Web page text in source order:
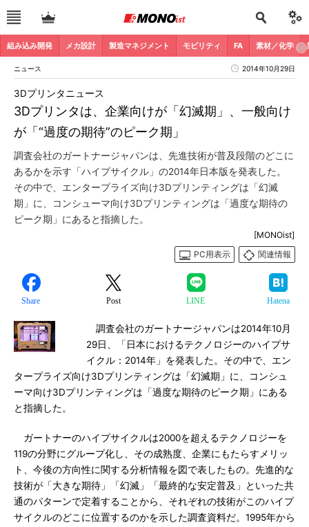
組み込み開発 メカ設計 製造マネジメント モビリティ FA 素材／化学
ニュース 2014年10月29日
3Dプリンタは、企業向けが「幻滅期」、一般向け
が「“過度の期待”のピーク期」
3Dプリンタニュース
調査会社のガートナージャパンは、先進技術が普及段階のどこに
あるかを示す「ハイプサイクル」の2014年日本版を発表した。
その中で、エンタープライズ向け3Dプリンティングは「幻滅
期」に、コンシューマ向け3Dプリンティングは「過度な期待の
ピーク期」にあると指摘した。
[MONOist]
PC用表示
関連情報
Share Post LINE Hatena
調査会社のガートナージャパンは2014年10月
29日、「日本におけるテクノロジーのハイプサ
イクル：2014年」を発表した。その中で、エン
タープライズ向け3Dプリンティングは「幻滅期」に、コンシュ
ーマ向け3Dプリンティングは「過度な期待のピーク期」にある
と指摘した。
ガートナーのハイプサイクルは2000を超えるテクノロジーを
119の分野にグループ化し、その成熟度、企業にもたらすメリッ
ト、今後の方向性に関する分析情報を図で表したもの。先進的な
技術が「大きな期待」「幻滅」「最終的な安定普及」といった共
通のパターンで定着することから、それぞれの技術がこのハイプ
サイクルのどこに位置するのかを示した調査資料だ。1995年から